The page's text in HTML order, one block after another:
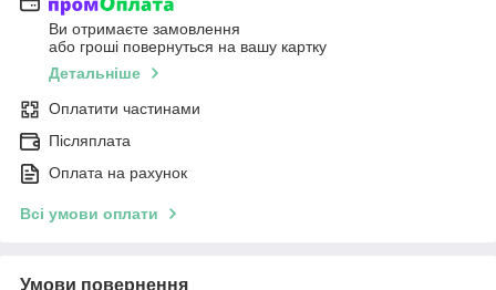
Ви отримаєте замовлення
або гроші повернуться на вашу картку
Детальніше
Оплатити частинами
Післяплата
Оплата на рахунок
Всі умови оплати
Умови повернення